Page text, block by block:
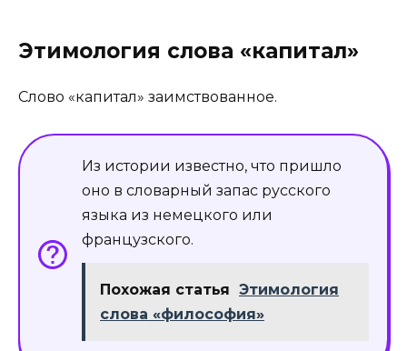
Этимология слова «капитал»
Слово «капитал» заимствованное.
Из истории известно, что пришло
оно в словарный запас русского
языка из немецкого или
французского.
Похожая статья Этимология
слова «философия»